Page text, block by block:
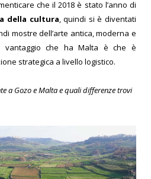
che il 2018 è stato l’anno di
della cultura, quindi si è diventati
mostre dell’arte antica, moderna e
vantaggio che ha Malta è che è
strategica a livello logistico.
a Gozo e Malta e quali differenze trovi